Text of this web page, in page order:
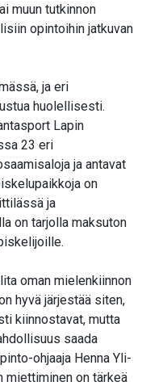
muun tutkinnon
opintoihin jatkuvan
ja eri
huolellisesti.
Lapin
23 eri
ja antavat
on
ja
on tarjolla maksuton
oman mielenkiinnon
hyvä järjestää siten,
kiinnostavat, mutta
saada
ohjaaja Henna Yli-
miettiminen on tärkeä